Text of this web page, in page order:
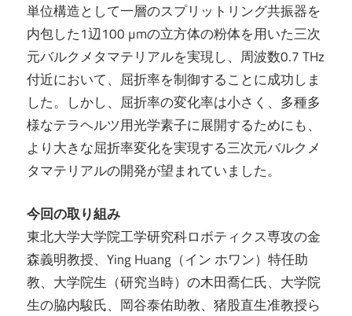
単位構造として一層のスプリットリング共振器を
内包した1辺100 µmの立方体の粉体を用いた三次
元バルクメタマテリアルを実現し、周波数0.7 THz
付近において、屈折率を制御することに成功しま
した。しかし、屈折率の変化率は小さく、多種多
様なテラヘルツ用光学素子に展開するためにも、
より大きな屈折率変化を実現する三次元バルクメ
タマテリアルの開発が望まれていました。
今回の取り組み
東北大学大学院工学研究科ロボティクス専攻の金
森義明教授、Ying Huang（イン ホワン）特任助
教、大学院生（研究当時）の木田喬仁氏、大学院
生の脇内駿氏、岡谷泰佑助教、猪股直生准教授ら